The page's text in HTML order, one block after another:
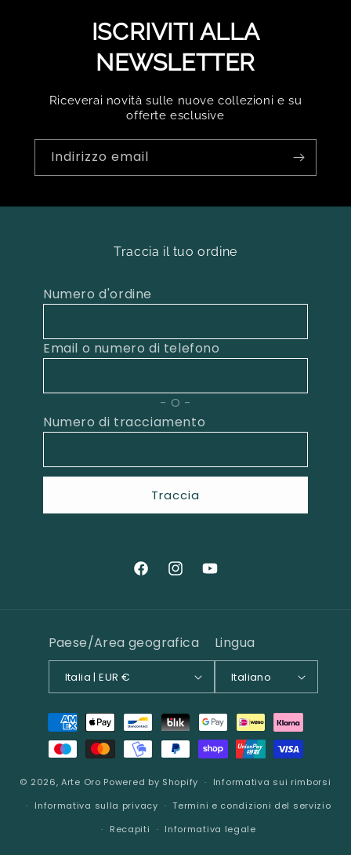
ISCRIVITI ALLA
NEWSLETTER
Riceverai novità sulle nuove collezioni e su
offerte esclusive
Indirizzo email
Traccia il tuo ordine
Numero d'ordine
Email o numero di telefono
O
Numero di tracciamento
Traccia
FacebookInstagramYouTube
Paese/Area geografica
Italia | EUR €
Lingua
Italiano
Metodi
pagamento
© 2026,Arte Oro Powered by Shopify
Informativa sui rimborsi
Informativa sulla privacy
Termini e condizioni del servizio
Recapiti
Informativa legale